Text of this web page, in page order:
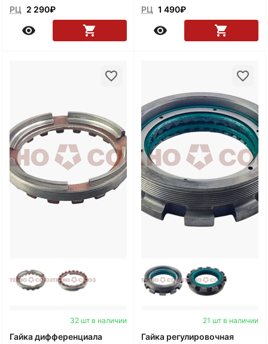
РЦ 2 290₽ РЦ 1 490₽
32 шт в наличии
Гайка дифференциала
21 шт в наличии
Гайка регулировочная